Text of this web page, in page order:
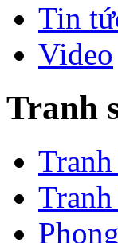
Tin
Video
Tranh